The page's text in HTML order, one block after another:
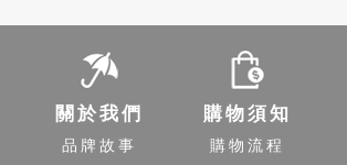
關於我們
品牌故事
購物須知
購物流程